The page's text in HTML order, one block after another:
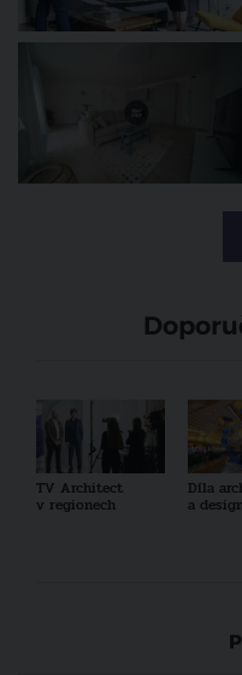
TV Architect
v regionech
Díla
a